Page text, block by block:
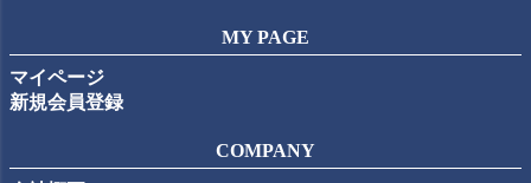
MY PAGE
マイページ
新規会員登録
COMPANY